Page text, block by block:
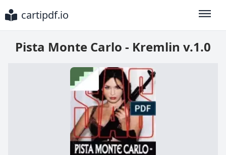
cartipdf.io
Pista Monte Carlo - Kremlin v.1.0